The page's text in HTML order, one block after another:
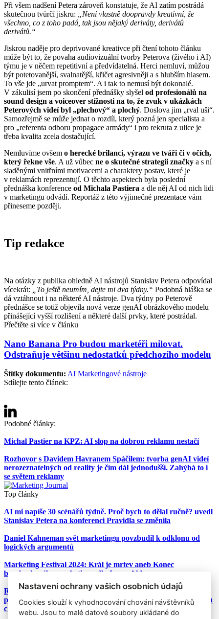
Při všem nadšení Petera zároveň konstatuje, že AI zatím postrádá
skutečnou tvůrčí jiskru:
„Není vlastně doopravdy kreativní, že
všechno, co z toho padá, tak jsou nějaký deriváty, derivátů
derivátů.“
Jiskrou naděje pro deprivované kreativce při čtení tohoto článku
může být to, že povaha audiovizuální tvorby Peterova (živého i AI)
týmu je v něčem repetitivní a předvídatelná. Herci nemluví, můžou
být potetovanější, svalnatější, křičet agresivněji a s hlubším hlasem.
To vše jde „urvat promptem“. A i tak to nemusí být dokonalé.
V zákulisí jsem po skončení přednášky slyšel od profesionálů na
sound design a voiceover stížnosti na to, že zvuk v ukázkách
Peterových videí byl „plechový“ a plochý. Doslova jim „rval uši“.
Samozřejmě se může jednat o rozdíl, který pozná jen specialista a
pro „referenta odboru propagace armády“ i pro rekruta z ulice je
třeba kvalita zcela dostačující.
Nemluvíme ovšem o herecké brilanci, výrazu ve tváři či v očích,
který řekne vše. A už vůbec ne o skutečné strategii značky a s ní
sladěnými vnitřními motivacemi a charaktery postav, které je
v reklamách reprezentují. O těchto aspektech byla poslední
přednáška konference od Michala Pastiera a dle něj AI od nich lidi
v marketingu odvádí. Reportáž z této výjimečné prezentace vám
přineseme později.
Tip redakce
Na otázky z publika ohledně AI nástrojů Stanislav Petera odpovídal
vícekrát:
„To ještě neumím, dejte mi dva týdny.“ Podobná hláška se
dá vztáhnout i na některé AI nástroje. Dva týdny po Peterově
přednášce se totiž objevila nová verze genAI obrázkového modelu
přinášející vyšší rozlišení a některé další prvky, které postrádal.
Přečtěte si více v článku
Nano Banana Pro budou marketéři milovat.
Odstraňuje většinu nedostatků předchozího modelu
Štítky dokumentu: AI Marketingové nástroje
Sdílejte tento článek:
Podobné články:
Michal Pastier na KPZ: AI slop na dobrou reklamu nestačí
Rozhovor s Davidem Havranem Spáčilem: tvorba genAI videí
nerozeznatelných od reality je čím dál jednodušší. Zahýbá to i
se světem reklamy
Top články
AI mi napíše 30 scénářů týdně. Proč bych to dělal ručně? uvedl
Stanislav Petera na konferenci Pravidla se změnila
Daniel Kahneman svět marketingu povzbudil k odklonu od
logických argumentů
Marketing Festival 2024: Král je mrtev aneb Konec
bezobsahového marketingu dle Jonoa Aldersona
Rozhovor s Richardem Shottonem: poznatky behaviorální
psychologie pomáhají lidem k environmentálně udržitelnějšímu
chování
Nastavení ochrany vašich osobních údajů
Cookies slouží k vyhodnocování chování návštěvníků
webu. Jsou to malé datové soubory ukládané do